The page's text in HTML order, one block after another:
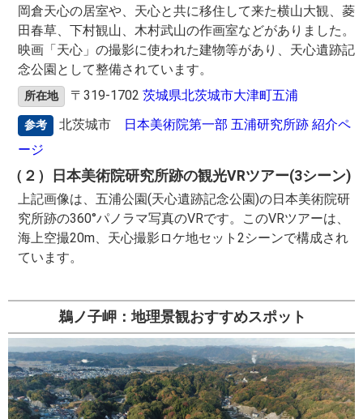
岡倉天心の居室や、天心と共に移住して来た横山大観、菱
田春草、下村観山、木村武山の作画室などがありました。
映画「天心」の撮影に使われた建物等があり、天心遺跡記
念公園として整備されています。
所在地 〒319-1702 茨城県北茨城市大津町五浦
参考 北茨城市
日本美術院第一部 五浦研究所跡 紹介ペ
ージ
（２）日本美術院研究所跡の観光VRツアー(3シーン)
上記画像は、五浦公園(天心遺跡記念公園)の日本美術院研
究所跡の360°パノラマ写真のVRです。このVRツアーは、
海上空撮20m、天心撮影ロケ地セット2シーンで構成され
ています。
鵜ノ子岬：地理景観おすすめスポット